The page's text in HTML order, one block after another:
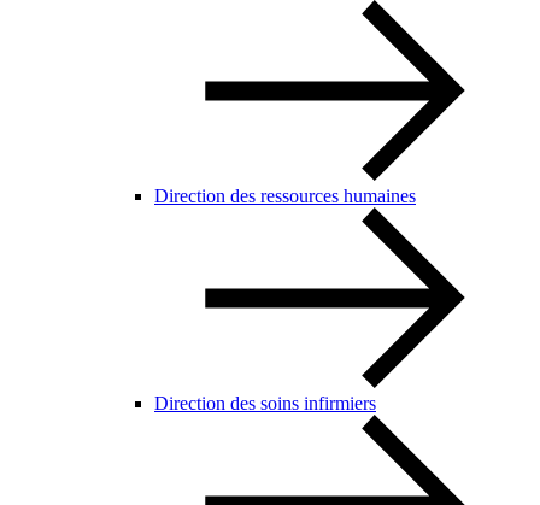
Direction des ressources humaines
Direction des soins infirmiers